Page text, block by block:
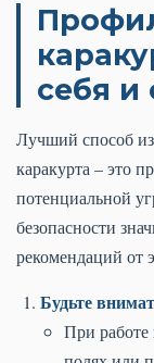
себя и
Лучший способ
каракурта – это
потенциальной
безопасности
рекомендаций от
Будьте
При работе